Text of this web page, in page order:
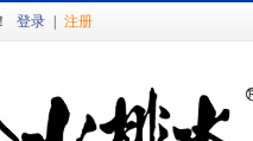
！ 登录 注册